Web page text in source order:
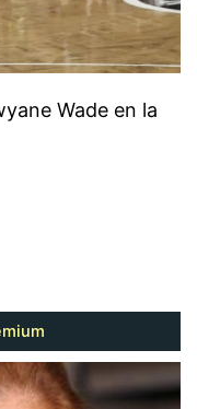
Wade en la